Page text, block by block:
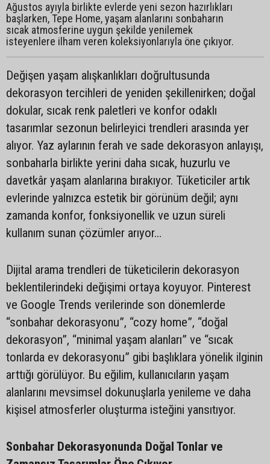
Ağustos ayıyla birlikte evlerde yeni sezon hazırlıkları
başlarken, Tepe Home, yaşam alanlarını sonbaharın
sıcak atmosferine uygun şekilde yenilemek
isteyenlere ilham veren koleksiyonlarıyla öne çıkıyor.
Değişen yaşam alışkanlıkları doğrultusunda
dekorasyon tercihleri de yeniden şekillenirken; doğal
dokular, sıcak renk paletleri ve konfor odaklı
tasarımlar sezonun belirleyici trendleri arasında yer
alıyor. Yaz aylarının ferah ve sade dekorasyon anlayışı,
sonbaharla birlikte yerini daha sıcak, huzurlu ve
davetkâr yaşam alanlarına bırakıyor. Tüketiciler artık
evlerinde yalnızca estetik bir görünüm değil; aynı
zamanda konfor, fonksiyonellik ve uzun süreli
kullanım sunan çözümler arıyor…
Dijital arama trendleri de tüketicilerin dekorasyon
beklentilerindeki değişimi ortaya koyuyor. Pinterest
ve Google Trends verilerinde son dönemlerde
“sonbahar dekorasyonu”, “cozy home”, “doğal
dekorasyon”, “minimal yaşam alanları” ve “sıcak
tonlarda ev dekorasyonu” gibi başlıklara yönelik ilginin
arttığı görülüyor. Bu eğilim, kullanıcıların yaşam
alanlarını mevsimsel dokunuşlarla yenileme ve daha
kişisel atmosferler oluşturma isteğini yansıtıyor.
Sonbahar Dekorasyonunda Doğal Tonlar ve